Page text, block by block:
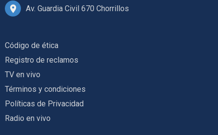
Av. Guardia Civil 670 Chorrillos
Código de ética
Registro de reclamos
TV en vivo
Términos y condiciones
Políticas de Privacidad
Radio en vivo